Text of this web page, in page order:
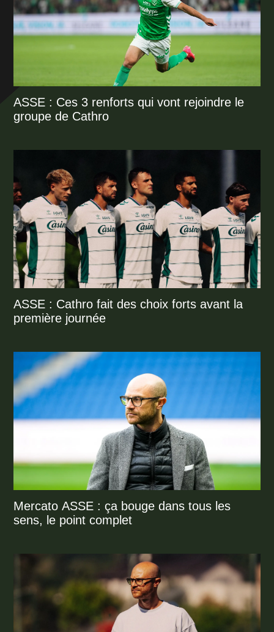
ASSE : Ces 3 renforts qui vont rejoindre le
groupe de Cathro
ASSE : Cathro fait des choix forts avant la
première journée
Mercato ASSE : ça bouge dans tous les
sens, le point complet